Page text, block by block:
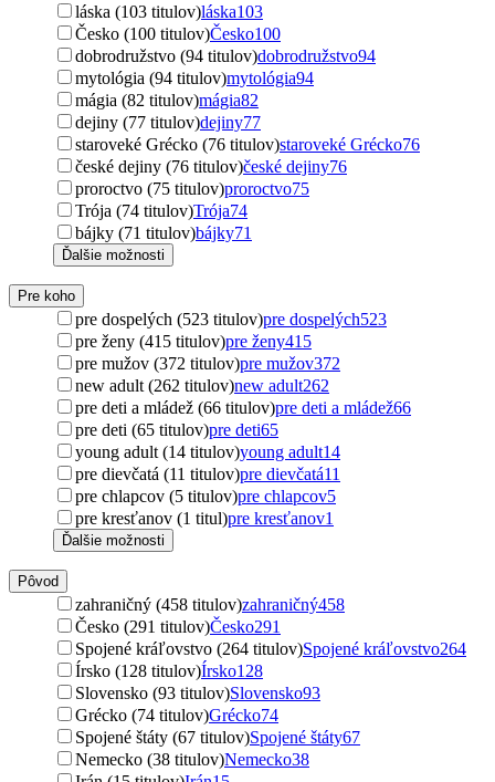
láska (103 titulov)láska103
Česko (100 titulov)Česko100
dobrodružstvo (94 titulov)dobrodružstvo94
mytológia (94 titulov)mytológia94
mágia (82 titulov)mágia82
dejiny (77 titulov)dejiny77
staroveké Grécko (76 titulov)staroveké Grécko76
české dejiny (76 titulov)české dejiny76
proroctvo (75 titulov)proroctvo75
Trója (74 titulov)Trója74
bájky (71 titulov)bájky71
Ďalšie možnosti
Pre koho
pre dospelých (523 titulov)pre dospelých523
pre ženy (415 titulov)pre ženy415
pre mužov (372 titulov)pre mužov372
new adult (262 titulov)new adult262
pre deti a mládež (66 titulov)pre deti a mládež66
pre deti (65 titulov)pre deti65
young adult (14 titulov)young adult14
pre dievčatá (11 titulov)pre dievčatá11
pre chlapcov (5 titulov)pre chlapcov5
pre kresťanov (1 titul)pre kresťanov1
Ďalšie možnosti
Pôvod
zahraničný (458 titulov)zahraničný458
Česko (291 titulov)Česko291
Spojené kráľovstvo (264 titulov)Spojené kráľovstvo264
Írsko (128 titulov)Írsko128
Slovensko (93 titulov)Slovensko93
Grécko (74 titulov)Grécko74
Spojené štáty (67 titulov)Spojené štáty67
Nemecko (38 titulov)Nemecko38